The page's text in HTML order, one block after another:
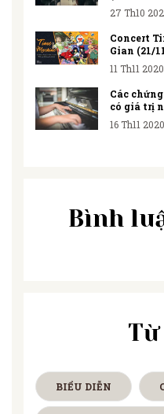
27 Th10
Concert
Gian (21/
11 Th11 2020
Các
có giá trị
16 Th11 2020
Bình
BIỂU DIỄN